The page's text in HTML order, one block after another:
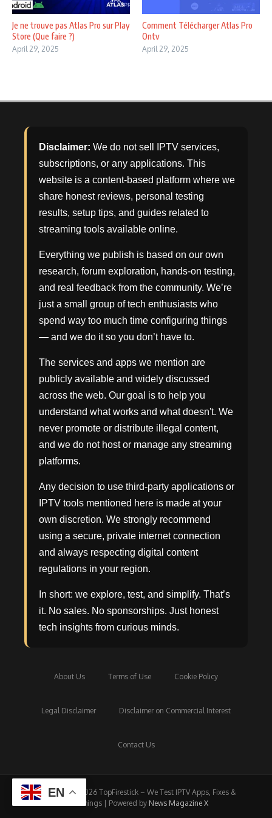
Je ne trouve pas Atlas Pro sur Play
Store (Que faire ?)
April 29, 2025
Comment Télécharger Atlas Pro
Ontv
April 29, 2025
Disclaimer: We do not sell IPTV services,
subscriptions, or any applications. This
website is a content-based platform where we
share honest reviews, personal testing
results, setup tips, and guides related to
streaming tools available online.
Everything we publish is based on our own
research, forum exploration, hands-on testing,
and real feedback from the community. We’re
just a small group of tech enthusiasts who
spend way too much time configuring things
— and we do it so you don’t have to.
The services and apps we mention are
publicly available and widely discussed
across the web. Our goal is to help you
understand what works and what doesn't. We
never promote or distribute illegal content,
and we do not host or manage any streaming
platforms.
Any decision to use third-party applications or
IPTV tools mentioned here is made at your
own discretion. We strongly recommend
using a secure, private internet connection
and always respecting digital content
regulations in your region.
In short: we explore, test, and simplify. That’s
it. No sales. No sponsorships. Just honest
tech insights from curious minds.
About Us Terms of Use Cookie Policy
Legal Disclaimer Disclaimer on Commercial Interest
Contact Us
Copyright © 2026 TopFirestick – We Test IPTV Apps, Fixes &
Streamings | Powered by News Magazine X
EN